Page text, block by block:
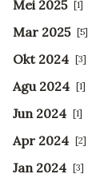
Mei 2025 [1]
Mar 2025 [5]
Okt 2024 [3]
Agu 2024 [1]
Jun 2024 [1]
Apr 2024 [2]
Jan 2024 [3]